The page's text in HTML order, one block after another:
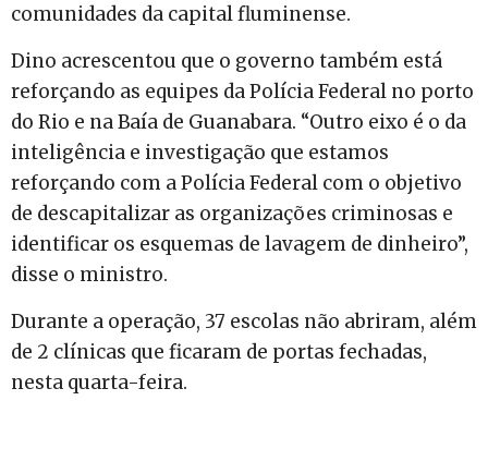
comunidades da capital fluminense.
Dino acrescentou que o governo também está
reforçando as equipes da Polícia Federal no porto
do Rio e na Baía de Guanabara. “Outro eixo é o da
inteligência e investigação que estamos
reforçando com a Polícia Federal com o objetivo
de descapitalizar as organizações criminosas e
identificar os esquemas de lavagem de dinheiro”,
disse o ministro.
Durante a operação, 37 escolas não abriram, além
de 2 clínicas que ficaram de portas fechadas,
nesta quarta-feira.